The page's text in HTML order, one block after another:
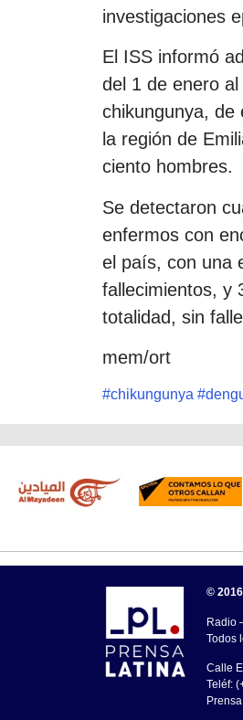
investigaciones
El ISS informó
del 1 de enero
chikungunya, de
la región de
ciento hombres.
Se detectaron
enfermos con
el país, con una
fallecimientos, y
totalidad, sin
mem/ort
#chikungunya #
©
Radio
Todos
Calle
Teléf: